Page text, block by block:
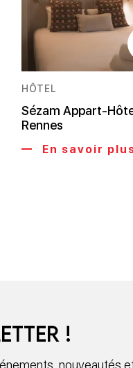
HÔTEL
Sézam Appart-
Rennes
En savoir
!
nouveautés